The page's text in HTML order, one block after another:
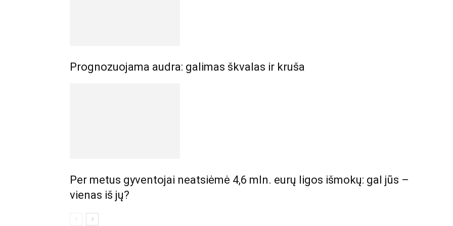
Prognozuojama audra: galimas škvalas ir kruša
Per metus gyventojai neatsiėmė 4,6 mln. eurų ligos išmokų: gal jūs –
vienas iš jų?